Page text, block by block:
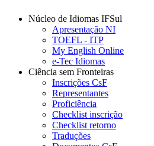
Núcleo de Idiomas IFSul
Apresentação NI
TOEFL - ITP
My English Online
e-Tec Idiomas
Ciência sem Fronteiras
Inscrições CsF
Representantes
Proficiência
Checklist inscrição
Checklist retorno
Traduções